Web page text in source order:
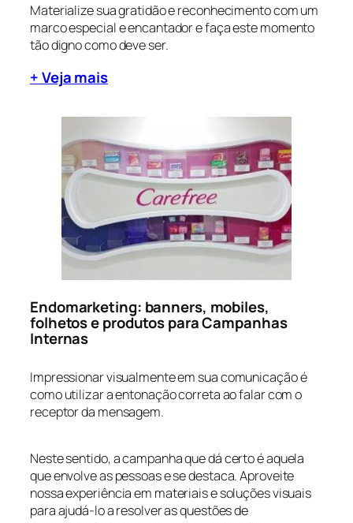
Materialize sua gratidão e reconhecimento com um
marco especial e encantador e faça este momento
tão digno como deve ser.
+ Veja mais
Endomarketing: banners, mobiles,
folhetos e produtos para Campanhas
Internas
Impressionar visualmente em sua comunicação é
como utilizar a entonação correta ao falar com o
receptor da mensagem.
Neste sentido, a campanha que dá certo é aquela
que envolve as pessoas e se destaca. Aproveite
nossa experiência em materiais e soluções visuais
para ajudá-lo a resolver as questões de